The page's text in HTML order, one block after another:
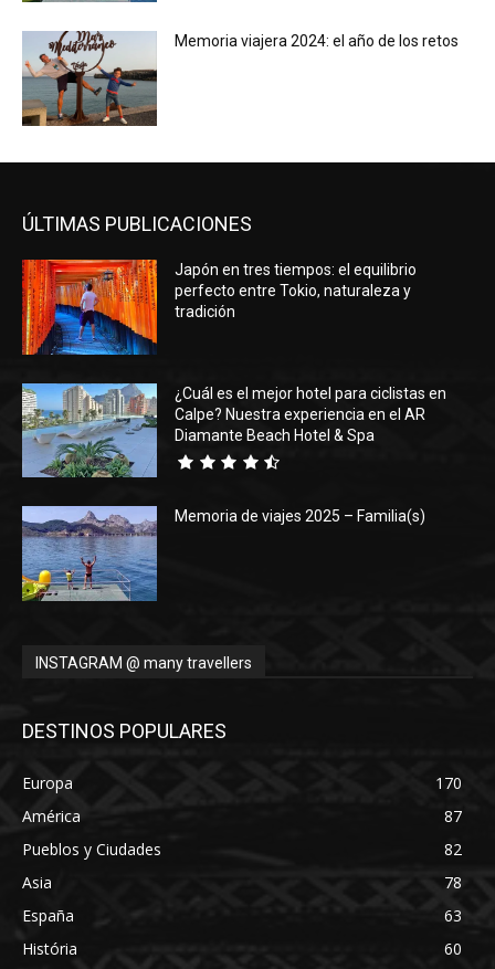
Memoria viajera 2024: el año de los retos
ÚLTIMAS PUBLICACIONES
Japón en tres tiempos: el equilibrio
perfecto entre Tokio, naturaleza y
tradición
¿Cuál es el mejor hotel para ciclistas en
Calpe? Nuestra experiencia en el AR
Diamante Beach Hotel & Spa
Memoria de viajes 2025 – Familia(s)
INSTAGRAM @ many travellers
DESTINOS POPULARES
Europa
170
América
87
Pueblos y Ciudades
82
Asia
78
España
63
História
60